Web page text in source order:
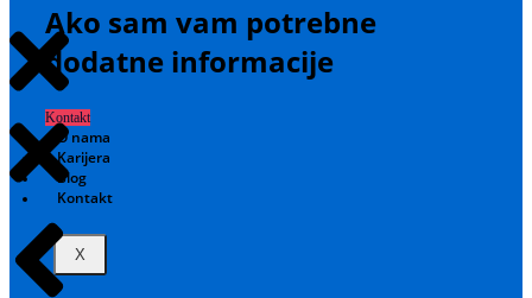
Ako sam vam potrebne
dodatne informacije
Kontakt
O nama
Karijera
Blog
Kontakt
X